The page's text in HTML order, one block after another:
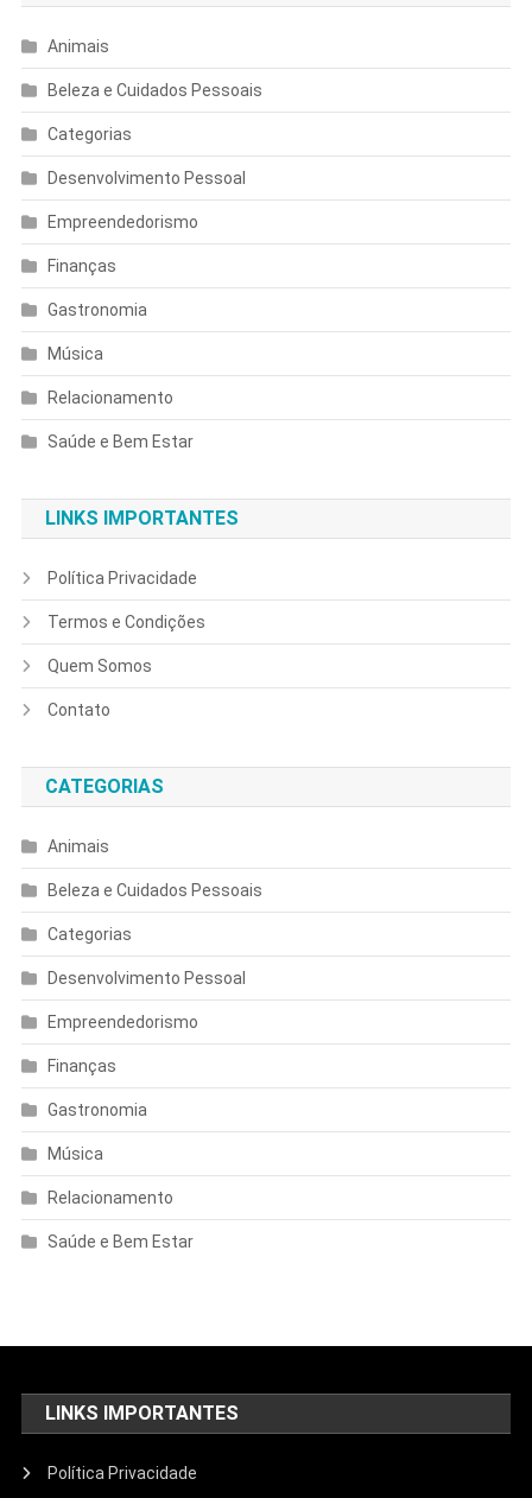
Animais
Beleza e Cuidados Pessoais
Categorias
Desenvolvimento Pessoal
Empreendedorismo
Finanças
Gastronomia
Música
Relacionamento
Saúde e Bem Estar
LINKS IMPORTANTES
Política Privacidade
Termos e Condições
Quem Somos
Contato
CATEGORIAS
Animais
Beleza e Cuidados Pessoais
Categorias
Desenvolvimento Pessoal
Empreendedorismo
Finanças
Gastronomia
Música
Relacionamento
Saúde e Bem Estar
LINKS IMPORTANTES
Política Privacidade